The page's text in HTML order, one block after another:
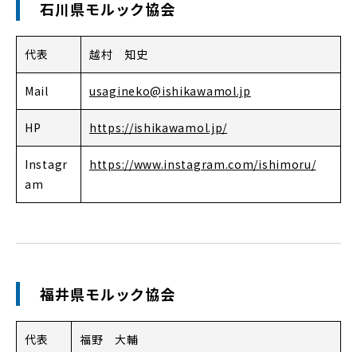
石川県モルック協会
代表 越村 知史
Mail usagineko@ishikawamol.jp
HP https://ishikawamol.jp/
Instagr
am
https://www.instagram.com/ishimoru/
福井県モルック協会
代表 福野 大輔